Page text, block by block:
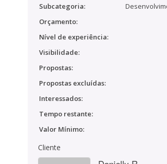
Subcategoria:
Orçamento:
Nível de experiência:
Visibilidade:
Propostas:
Propostas excluídas:
Interessados:
Tempo restante:
Valor Mínimo:
Cliente